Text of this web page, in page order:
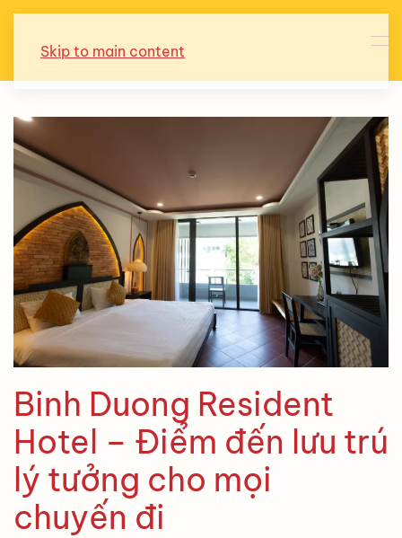
Skip to main content
Binh Duong Resident
Hotel – Điểm đến lưu trú
lý tưởng cho mọi
chuyến đi